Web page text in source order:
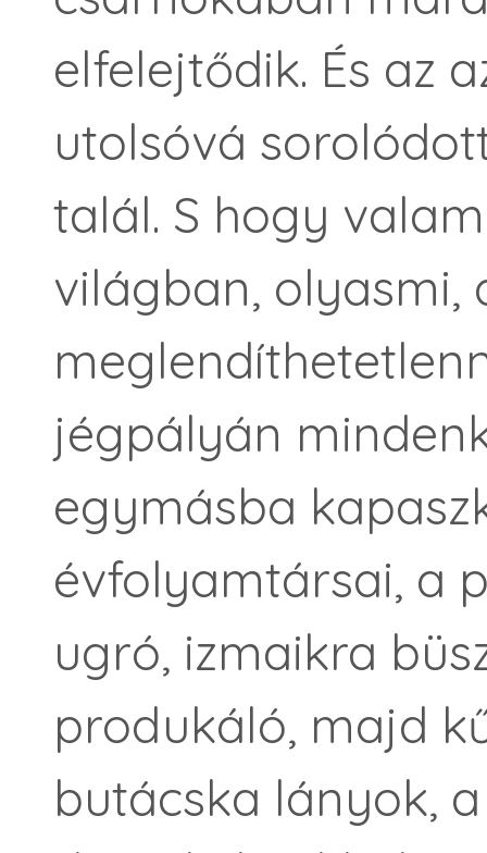
elfelejtődik. És az
utolsóvá
talál. S hogy
világban, olyasmi,
jégpályán
egymásba
évfolyamtársai, a
ugró, izmaikra
produkáló, majd
butácska lányok,